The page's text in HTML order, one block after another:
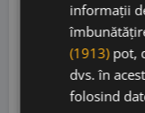
95
informații
(1913)pot,
dvs. în
folosind